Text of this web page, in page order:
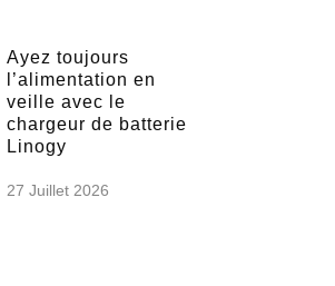
Ayez toujours
l’alimentation en
veille avec le
chargeur de batterie
Linogy
27 Juillet 2026